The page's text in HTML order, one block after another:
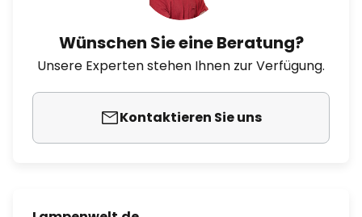
Wünschen Sie eine Beratung?
Unsere Experten stehen Ihnen zur Verfügung.
Kontaktieren Sie uns